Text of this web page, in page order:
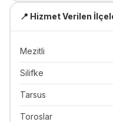
📍 Hizmet Verilen
Mezitli
Silifke
Tarsus
Toroslar